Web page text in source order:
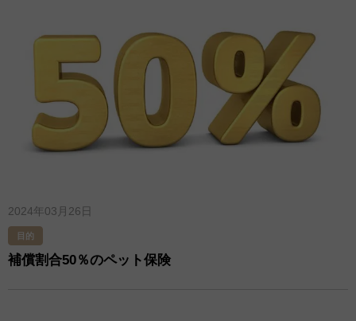
2024年03月26日
目的
補償割合50％のペット保険